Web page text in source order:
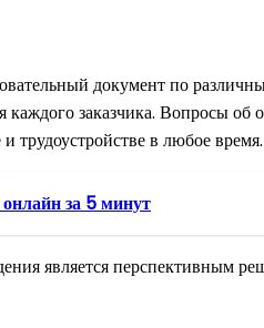
документ по
каждого заказчика. Вопросы
трудоустройстве в любое время.
за 5 минут
является перспективным